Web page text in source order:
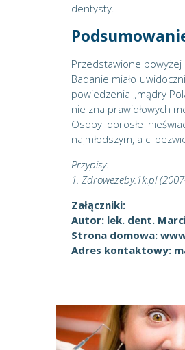
dentysty.
Przedstawione
Badanie miało
powiedzenia „mądry
nie zna prawidłowych
Osoby dorosłe
najmłodszym, a ci
Przypisy:
1. Zdrowezeby.1k.pl
Załączniki:
Autor: lek. dent.
Strona domowa:
Adres kontaktowy: